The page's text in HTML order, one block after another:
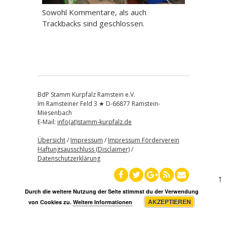
Sowohl Kommentare, als auch
Trackbacks sind geschlossen.
BdP Stamm Kurpfalz Ramstein e.V.
Im Ramsteiner Feld 3 ★ D-66877 Ramstein-
Miesenbach
E-Mail: info(at)stamm-kurpfalz.de
Übersicht/ Impressum / Impressum Förderverein
Haftungsausschluss (Disclaimer)/
Datenschutzerklärung
↑
Durch die weitere Nutzung der Seite stimmst du der Verwendung
von Cookies zu.Weitere Informationen AKZEPTIEREN